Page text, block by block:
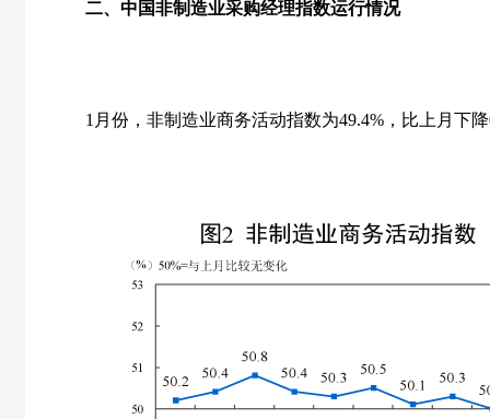
二、中国非制造业采购经理指数运行情况
1 月份，非制造业商务活动指数为49.4% ，比上月下降